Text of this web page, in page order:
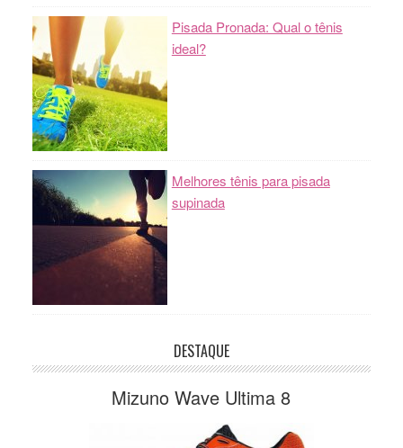
Pisada Pronada: Qual o tênis
ideal?
Melhores tênis para pisada
supinada
DESTAQUE
Mizuno Wave Ultima 8